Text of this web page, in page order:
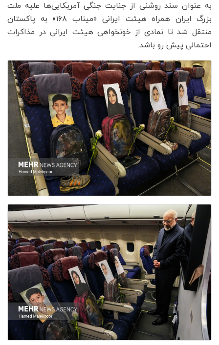
به عنوان سند روشنی از جنایت جنگی آمریکایی‌ها علیه ملت
بزرگ ایران همراه هیئت ایرانی «میناب ۱۶۸» به پاکستان
منتقل شد تا نمادی از خونخواهی هیئت ایرانی در مذاکرات
احتمالی پیش رو باشد.